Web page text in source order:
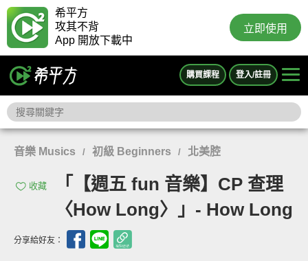
希平方
攻其不背
App 開放下載中
立即使用
購買課程 登入/註冊
音樂 Musics / 初級 Beginners / 北美腔
收藏
「【週五 fun 音樂】CP 查理
〈How Long〉」- How Long
分享給好友：